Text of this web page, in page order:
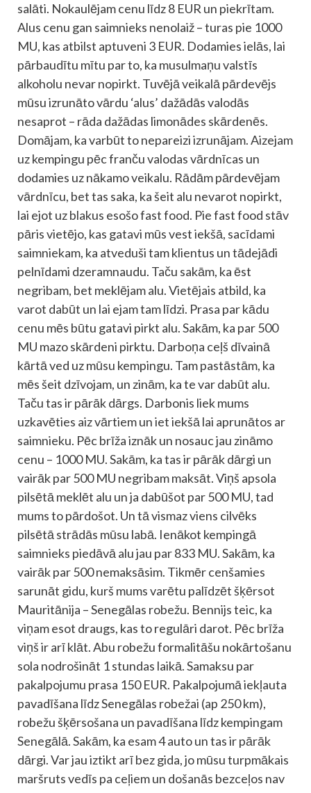
salāti. Nokaulējam cenu līdz 8 EUR un piekrītam.
Alus cenu gan saimnieks nenolaiž – turas pie 1000
MU, kas atbilst aptuveni 3 EUR. Dodamies ielās, lai
pārbaudītu mītu par to, ka musulmaņu valstīs
alkoholu nevar nopirkt. Tuvējā veikalā pārdevējs
mūsu izrunāto vārdu ‘alus’ dažādās valodās
nesaprot – rāda dažādas limonādes skārdenēs.
Domājam, ka varbūt to nepareizi izrunājam. Aizejam
uz kempingu pēc franču valodas vārdnīcas un
dodamies uz nākamo veikalu. Rādām pārdevējam
vārdnīcu, bet tas saka, ka šeit alu nevarot nopirkt,
lai ejot uz blakus esošo fast food. Pie fast food stāv
pāris vietējo, kas gatavi mūs vest iekšā, sacīdami
saimniekam, ka atveduši tam klientus un tādejādi
pelnīdami dzeramnaudu. Taču sakām, ka ēst
negribam, bet meklējam alu. Vietējais atbild, ka
varot dabūt un lai ejam tam līdzi. Prasa par kādu
cenu mēs būtu gatavi pirkt alu. Sakām, ka par 500
MU mazo skārdeni pirktu. Darboņa ceļš dīvainā
kārtā ved uz mūsu kempingu. Tam pastāstām, ka
mēs šeit dzīvojam, un zinām, ka te var dabūt alu.
Taču tas ir pārāk dārgs. Darbonis liek mums
uzkavēties aiz vārtiem un iet iekšā lai aprunātos ar
saimnieku. Pēc brīža iznāk un nosauc jau zināmo
cenu – 1000 MU. Sakām, ka tas ir pārāk dārgi un
vairāk par 500 MU negribam maksāt. Viņš apsola
pilsētā meklēt alu un ja dabūšot par 500 MU, tad
mums to pārdošot. Un tā vismaz viens cilvēks
pilsētā strādās mūsu labā. Ienākot kempingā
saimnieks piedāvā alu jau par 833 MU. Sakām, ka
vairāk par 500 nemaksāsim. Tikmēr cenšamies
sarunāt gidu, kurš mums varētu palīdzēt šķērsot
Mauritānija – Senegālas robežu. Bennijs teic, ka
viņam esot draugs, kas to regulāri darot. Pēc brīža
viņš ir arī klāt. Abu robežu formalitāšu nokārtošanu
sola nodrošināt 1 stundas laikā. Samaksu par
pakalpojumu prasa 150 EUR. Pakalpojumā iekļauta
pavadīšana līdz Senegālas robežai (ap 250 km),
robežu šķērsošana un pavadīšana līdz kempingam
Senegālā. Sakām, ka esam 4 auto un tas ir pārāk
dārgi. Var jau iztikt arī bez gida, jo mūsu turpmākais
maršruts vedīs pa ceļiem un došanās bezceļos nav